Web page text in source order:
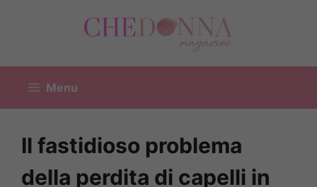
Menu
Il fastidioso problema
della perdita di capelli in